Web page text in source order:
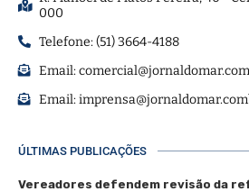
000
Telefone: (51) 3664-4188
Email:
Email:
ÚLTIMAS PUBLICAÇÕES
Vereadores defendem revisão da